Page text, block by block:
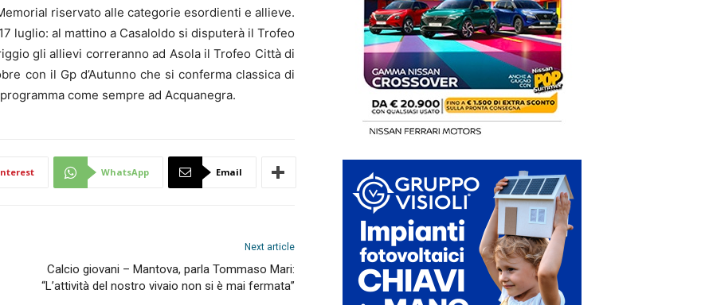
riservato alle categorie esordienti e allieve.
luglio: al mattino a Casaloldo si disputerà il Trofeo
gli allievi correranno ad Asola il Trofeo Città di
con il Gp d’Autunno che si conferma classica di
come sempre ad Acquanegra.
WhatsApp Email
Next article
Calcio giovani – Mantova, parla Tommaso Mari:
“L’attività del nostro vivaio non si è mai fermata”